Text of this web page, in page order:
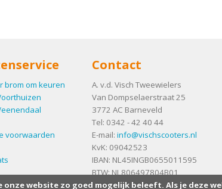
brom om keuren
voorwaarden
Contact
A. v.d. Visch Tweewielers
Van Dompselaerstraat 25
3772 AC Barneveld
Tel: 0342 - 42 40 44
E-mail: info@vischscooters.nl
KvK: 09042523
IBAN: NL45INGB0655011595
BTW: NL806497804B01
onze website zo goed mogelijk beleeft. Als je deze